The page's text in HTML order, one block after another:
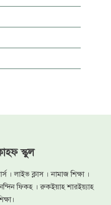
স্কুল
। লাইভ ক্লাস । নামাজ শিক্ষা ।
ফিকহ । রুকইয়াহ শারইয়্যাহ